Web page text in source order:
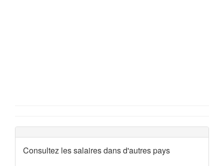
Consultez les salaires dans d'autres pays